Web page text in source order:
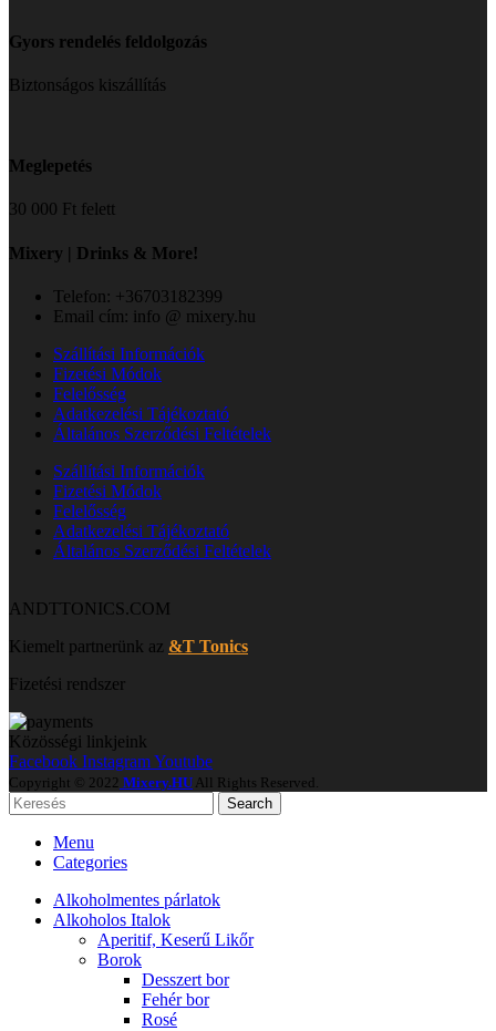
Gyors rendelés feldolgozás
Biztonságos kiszállítás
Meglepetés
30 000 Ft felett
Mixery | Drinks & More!
Telefon: +36703182399
Email cím: info @ mixery.hu
Szállítási Információk
Fizetési Módok
Felelősség
Adatkezelési Tájékoztató
Általános Szerződési Feltételek
Szállítási Információk
Fizetési Módok
Felelősség
Adatkezelési Tájékoztató
Általános Szerződési Feltételek
ANDTTONICS.COM
Kiemelt partnerünk az &T Tonics
Fizetési rendszer
Közösségi linkjeink
Facebook InstagramYoutube
Copyright © 2022 Mixery.HU All Rights Reserved.
Search
Menu
Categories
Alkoholmentes párlatok
Alkoholos Italok
Aperitif, Keserű Likőr
Borok
Desszert bor
Fehér bor
Rosé